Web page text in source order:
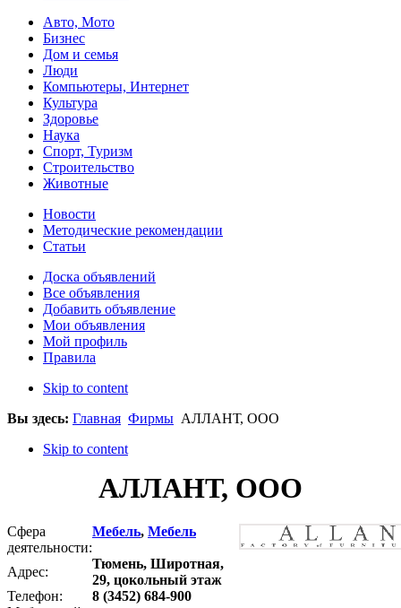
Авто, Мото
Бизнес
Дом и семья
Люди
Компьютеры, Интернет
Культура
Здоровье
Наука
Спорт, Туризм
Строительство
Животные
Новости
Методические рекомендации
Статьи
Доска объявлений
Все объявления
Добавить объявление
Мои объявления
Мой профиль
Правила
Skip to content
Вы здесь: Главная Фирмы АЛЛАНТ, ООО
Skip to content
АЛЛАНТ, ООО
Сфера
деятельности:
Мебель, Мебель
Адрес:
Тюмень, Широтная,
29, цокольный этаж
Телефон:
8 (3452) 684-900